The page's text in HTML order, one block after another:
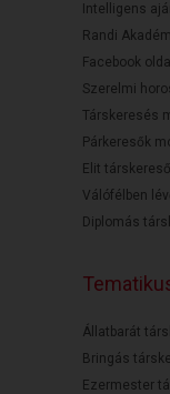
Intelligens
Randi
Facebook
Szerelmi
Társkeresés
Párkeresők
Elit társkereső
Válófélben
Diplomás
Állatbarát
Bringás
Ezermester